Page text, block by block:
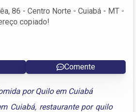
86 - Centro Norte - Cuiabá - MT -
copiado!
Comente
por Quilo em Cuiabá
Cuiabá, restaurante por quilo